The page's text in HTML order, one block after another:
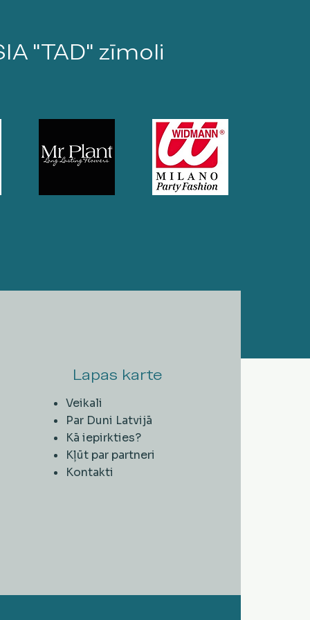
"TAD" zīmoli
Lapas karte
Veikali
Par Duni Latvijā
Kā iepirkties?
Kļūt par partneri
Kontakti